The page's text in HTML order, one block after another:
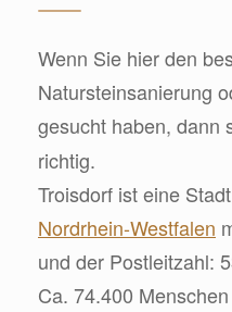
Wenn Sie hier den
Natursteinsanierung
gesucht haben, dann
richtig.
Troisdorf ist eine
Nordrhein-Westfalen
und der Postleitzahl:
Ca. 74.400